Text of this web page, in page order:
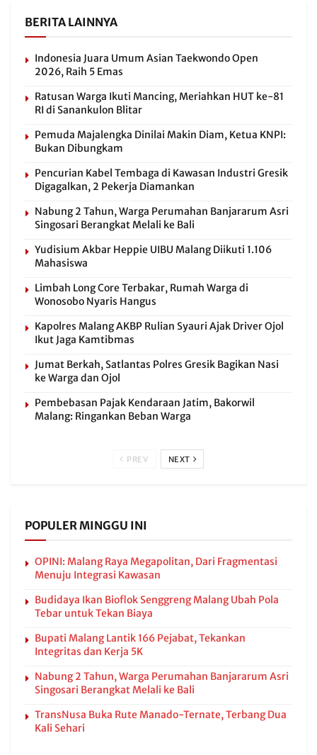
BERITA LAINNYA
Indonesia Juara Umum Asian Taekwondo Open
2026, Raih 5 Emas
Ratusan Warga Ikuti Mancing, Meriahkan HUT ke-81
RI di Sanankulon Blitar
Pemuda Majalengka Dinilai Makin Diam, Ketua KNPI:
Bukan Dibungkam
Pencurian Kabel Tembaga di Kawasan Industri Gresik
Digagalkan, 2 Pekerja Diamankan
Nabung 2 Tahun, Warga Perumahan Banjararum Asri
Singosari Berangkat Melali ke Bali
Yudisium Akbar Heppie UIBU Malang Diikuti 1.106
Mahasiswa
Limbah Long Core Terbakar, Rumah Warga di
Wonosobo Nyaris Hangus
Kapolres Malang AKBP Rulian Syauri Ajak Driver Ojol
Ikut Jaga Kamtibmas
Jumat Berkah, Satlantas Polres Gresik Bagikan Nasi
ke Warga dan Ojol
Pembebasan Pajak Kendaraan Jatim, Bakorwil
Malang: Ringankan Beban Warga
PREV NEXT
POPULER MINGGU INI
OPINI: Malang Raya Megapolitan, Dari Fragmentasi
Menuju Integrasi Kawasan
Budidaya Ikan Bioflok Senggreng Malang Ubah Pola
Tebar untuk Tekan Biaya
Bupati Malang Lantik 166 Pejabat, Tekankan
Integritas dan Kerja 5K
Nabung 2 Tahun, Warga Perumahan Banjararum Asri
Singosari Berangkat Melali ke Bali
TransNusa Buka Rute Manado-Ternate, Terbang Dua
Kali Sehari